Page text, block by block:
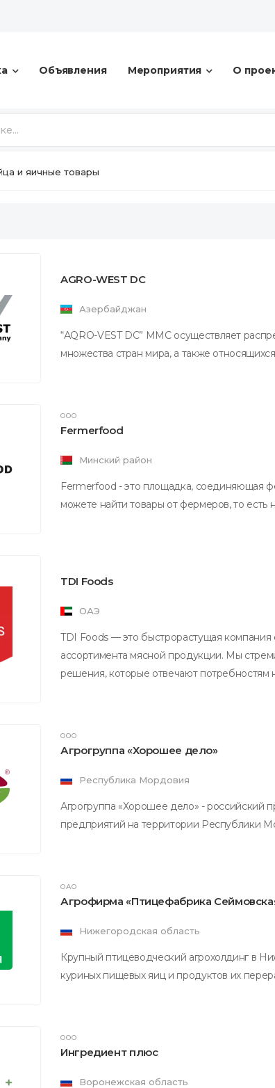
Объявления Мероприятия О
и яичные товары
AGRO-WEST DC
Азербайджан
“АQRO-VEST DC” MMC осуществляет
множества стран мира, а также
ООО
Fermerfood
Минский район
Fermerfood - это площадка, соединяющая
можете найти товары от фермеров, то есть
TDI Foods
ОАЭ
TDI Foods — это быстрорастущая
ассортимента мясной продукции. Мы
решения, которые отвечают потребностям
ООО
Агрогруппа «Хорошее дело»
Республика Мордовия
Агрогруппа «Хорошее дело» - российский
предприятий на территории Республики
ОАО
Агрофирма «Птицефабрика
Нижегородская область
Крупный птицеводческий агрохолдинг в
куриных пищевых яиц и продуктов их
ООО
Ингредиент плюс
Воронежская область